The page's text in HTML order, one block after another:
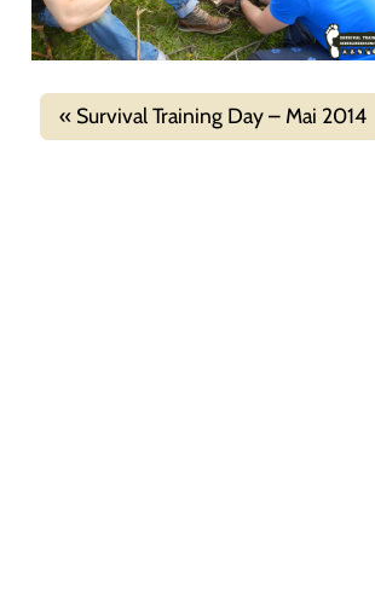
Survival Training Day – Mai 2014